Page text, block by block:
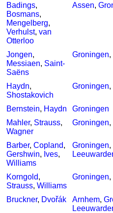
Badings,
Bosmans,
Mengelberg,
Verhulst, van
Otterloo
Assen,
Jongen,
Messiaen, Saint-
Saëns
Groningen,
Haydn,
Shostakovich
Groningen,
Bernstein, Haydn
Groningen
Mahler, Strauss,
Wagner
Groningen,
Barber, Copland,
Gershwin, Ives,
Williams
Groningen,
Korngold,
Strauss, Williams
Groningen,
Bruckner, Dvořák Arnhem,